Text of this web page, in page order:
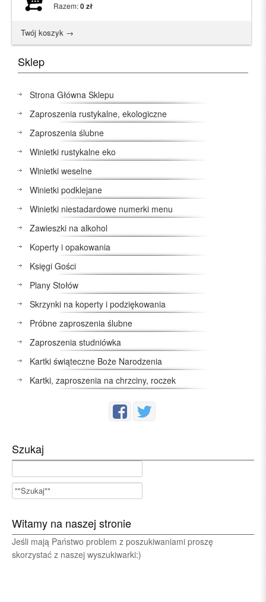
Razem:0zł
Twój koszyk →
Sklep
Strona Główna Sklepu
Zaproszenia rustykalne, ekologiczne
Zaproszenia ślubne
Winietki rustykalne eko
Winietki weselne
Winietki podklejane
Winietki niestadardowe numerki menu
Zawieszki na alkohol
Koperty i opakowania
Księgi Gości
Plany Stołów
Skrzynki na koperty i podziękowania
Próbne zaproszenia ślubne
Zaproszenia studniówka
Kartki świąteczne Boże Narodzenia
Kartki, zaproszenia na chrzciny, roczek
Szukaj
Witamy na naszej stronie
Jeśli mają Państwo problem z poszukiwaniami proszę
skorzystać z naszej wyszukiwarki:)